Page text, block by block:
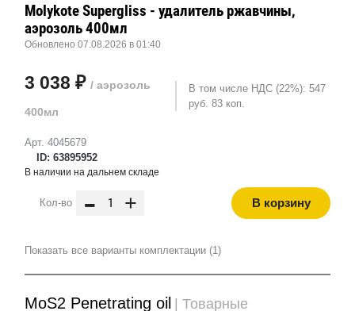
Арт. 4045679
ID: 63895952
Molykote Supergliss - удалитель ржавчины,
аэрозоль 400мл
Обновлено 07.08.2026 в 01:40
3 038 ₽ / аэрозоль
400мл
В том числе НДС (22%): 547
руб. 83 коп.
В наличии на дальнем складе
Кол-во - + В корзину
Показать все варианты комплектации (1)
MoS2 Penetrating oil | Товарные